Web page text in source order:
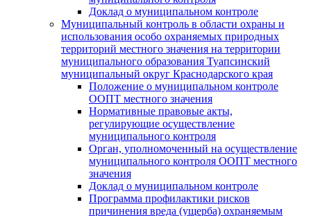
Доклад о муниципальном контроле
Муниципальный контроль в области охраны и
использования особо охраняемых природных
территорий местного значения на территории
муниципального образования Туапсинский
муниципальный округ Краснодарского края
Положение о муниципальном контроле
ООПТ местного значения
Нормативные правовые акты,
регулирующие осуществление
муниципального контроля
Орган, уполномоченный на осуществление
муниципального контроля ООПТ местного
значения
Доклад о муниципальном контроле
Программа профилактики рисков
причинения вреда (ущерба) охраняемым